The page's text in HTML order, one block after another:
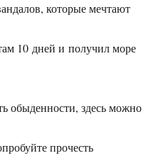
которые мечтают
10 дней и получил море
обыденности, здесь можно
прочесть